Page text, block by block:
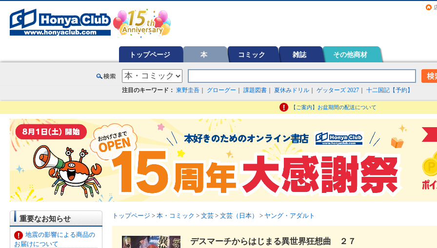
トップページ 本 コミック 雑誌 その他商材
注目のキーワード： 東野圭吾 グローグー 課題図書 夏休みドリル ゲッターズ 2027 十二国記【予約】
【ご案内】お盆期間の配送について
重要なお知らせ
地震の影響による商品の
お届けについて
トップページ > 本・コミック > 文芸 > 文芸（日本） > ヤング・アダルト
デスマーチからはじまる異世界狂想曲 ２７